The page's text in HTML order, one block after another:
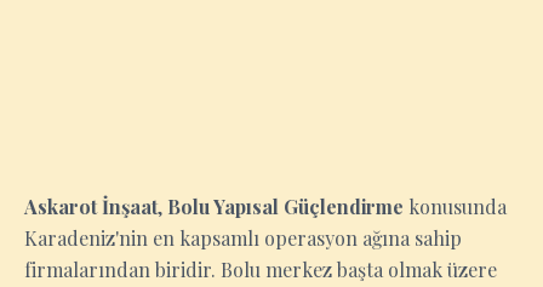
Askarot İnşaat, Bolu Yapısal Güçlendirme konusunda
Karadeniz'nin en kapsamlı operasyon ağına sahip
firmalarından biridir. Bolu merkez başta olmak üzere